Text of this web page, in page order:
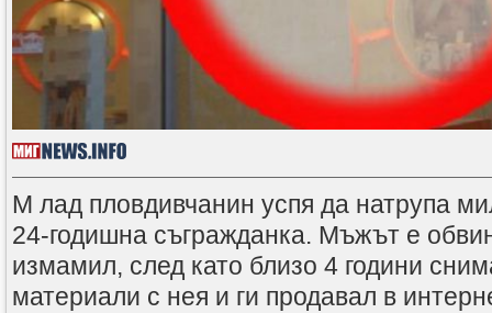
М лад пловдивчанин успя да натрупа
24-годишна съгражданка. Мъжът е
измамил, след като близо 4 години
материали с нея и ги продавал в